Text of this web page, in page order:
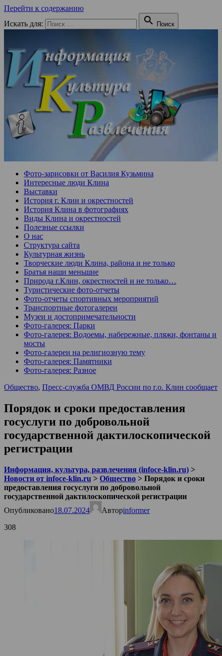
Перейти к содержанию
Искать для:
 Поиск
Фото-зарисовки от Василия Кузьмина
Интересные люди Клина
Выставки
История г. Клин и окрестностей
История Клина в фотографиях
Виды Клина и окрестностей
Полезные ссылки
О нас
Структура сайта
Культурная жизнь
Творческие люди Клина, района и не только
Братья наши меньшие
Природа г.Клин, окрестностей и не только…
Туристические фото-отчеты
Фото-отчеты спортивных мероприятий
Транспортные фотогалереи
Музеи и достопримечательности
Фото-галерея: Парки
Фото-галерея: Водоемы, набережные, пляжи, фонтаны и
мосты
Фото-галереи на религиозную тему
Фото-галерея: Памятники
Фото-галерея: Разное
Общество, Пресс-служба ОМВД России по г.о. Клин сообщает
Порядок и сроки предоставления
госуслуги по добровольной
государственной дактилоскопической
регистрации
Информация, культура, развлечения (infoce-klin.ru) >
Новости от infoce-klin.ru > Общество > Порядок и сроки
предоставления госуслуги по добровольной
государственной дактилоскопической регистрации
Опубликовано18.07.2024 Авторinformer
308